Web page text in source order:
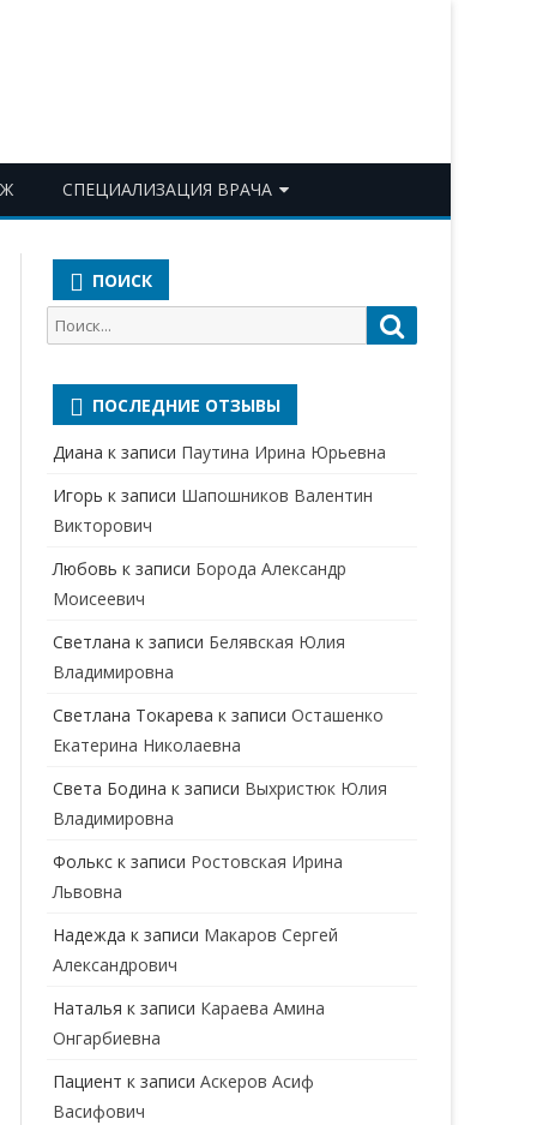
СПЕЦИАЛИЗАЦИЯ ВРАЧА
АЛЛЕРГОЛОГ-ИММУНОЛОГ
АНЕСТЕЗИОЛОГ-
БАКТЕРИОЛОГ
ВЕРТЕБРОЛОГ
ГАСТРОЭНТЕРОЛОГ
ГИНЕКОЛОГ
ГОМЕОПАТ
ДЕРМАТОЛОГ
ДЕТСКИЕ ВРАЧИ ДЕТСКИЙ КАРДИОЛОГ
ДЕТСКИЙ ХИРУРГ
ПЕРИНАТАЛЬНЫЙ ПСИХОЛОГ
КАРДИОЛОГ
КОСМЕТОЛОГ
МАССАЖИСТ
НАРКОЛОГ
ПОИСК
Поиск
для:
ПОСЛЕДНИЕ ОТЗЫВЫ
Диана к записи Паутина Ирина Юрьевна
Игорь к записи Шапошников Валентин
Викторович
Любовь к записи Борода Александр
Моисеевич
Светлана к записи Белявская Юлия
Владимировна
Cветлана Токарева к записиОсташенко
Екатерина Николаевна
Света Бодина к записи Выхристюк Юлия
Владимировна
Фолькс к записи Ростовская Ирина
Львовна
Надежда к записи Макаров Сергей
Александрович
Наталья к записи Караева Амина
Онгарбиевна
Пациент к записиАскеров Асиф
Васифович